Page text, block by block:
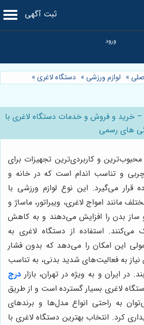
ثبت آگهی
» لوازم ورزشی » دستگاه لاغری»
– خرید و فروش و خدمات دستگاه لاغری با
های رسمی
و کاربردی‌ترین تجهیزات برای
و تناسب اندام است که در خانه و
قرار می‌گیرد. این نوع لوازم ورزشی با
مانند امواج لاغری، ویبراتور، ماساژ و
ساز بدن را افزایش می‌دهند و به کاهش
استفاده از دستگاه لاغری به
این امکان را می‌دهد که بدون فشار
به فعالیت‌های شدید بدنی، به تناسب
در ایران و به ویژه در تهران، بازار درج
لاغری بسیار گسترده است و از طریق
به راحتی انواع مدل‌ها و برندهای
کرد. انتخاب بهترین دستگاه لاغری با